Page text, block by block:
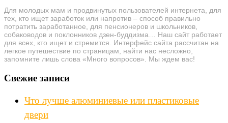
Для молодых мам и продвинутых пользователей интернета, для
тех, кто ищет заработок или напротив – способ правильно
потратить заработанное, для пенсионеров и школьников,
собаководов и поклонников дзен-буддизма… Наш сайт работает
для всех, кто ищет и стремится. Интерфейс сайта рассчитан на
легкое путешествие по страницам, найти нас несложно,
запомните лишь слова «Много вопросов». Мы ждем вас!
Свежие записи
Что лучше алюминиевые или пластиковые
двери